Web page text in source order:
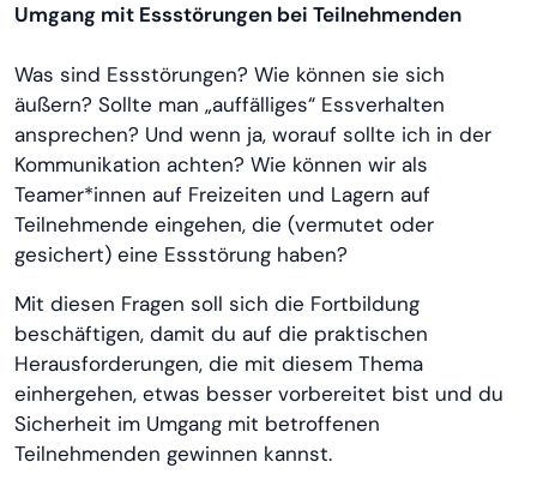
Umgang mit Essstörungen bei Teilnehmenden
Was sind Essstörungen? Wie können sie sich
äußern? Sollte man „auffälliges“ Essverhalten
ansprechen? Und wenn ja, worauf sollte ich in der
Kommunikation achten? Wie können wir als
Teamer*innen auf Freizeiten und Lagern auf
Teilnehmende eingehen, die (vermutet oder
gesichert) eine Essstörung haben?
Mit diesen Fragen soll sich die Fortbildung
beschäftigen, damit du auf die praktischen
Herausforderungen, die mit diesem Thema
einhergehen, etwas besser vorbereitet bist und du
Sicherheit im Umgang mit betroffenen
Teilnehmenden gewinnen kannst.